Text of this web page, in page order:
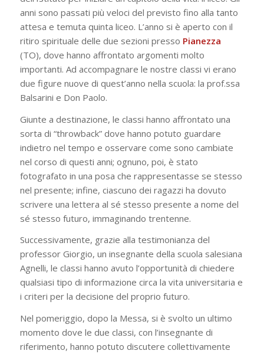
anni sono passati più veloci del previsto fino alla tanto
attesa e temuta quinta liceo. L’anno si è aperto con il
ritiro spirituale delle due sezioni presso Pianezza
(TO), dove hanno affrontato argomenti molto
importanti. Ad accompagnare le nostre classi vi erano
due figure nuove di quest’anno nella scuola: la prof.ssa
Balsarini e Don Paolo.
Giunte a destinazione, le classi hanno affrontato una
sorta di “throwback” dove hanno potuto guardare
indietro nel tempo e osservare come sono cambiate
nel corso di questi anni; ognuno, poi, è stato
fotografato in una posa che rappresentasse se stesso
nel presente; infine, ciascuno dei ragazzi ha dovuto
scrivere una lettera al sé stesso presente a nome del
sé stesso futuro, immaginando trentenne.
Successivamente, grazie alla testimonianza del
professor Giorgio, un insegnante della scuola salesiana
Agnelli, le classi hanno avuto l’opportunità di chiedere
qualsiasi tipo di informazione circa la vita universitaria e
i criteri per la decisione del proprio futuro.
Nel pomeriggio, dopo la Messa, si è svolto un ultimo
momento dove le due classi, con l’insegnante di
riferimento, hanno potuto discutere collettivamente